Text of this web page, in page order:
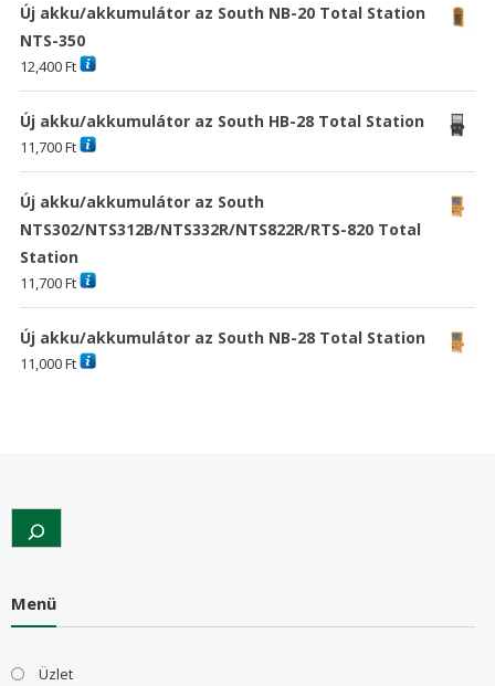
Új akku/akkumulátor az South NB-20 Total Station
NTS-350
12,400Ft
Új akku/akkumulátor az South HB-28 Total Station
11,700Ft
Új akku/akkumulátor az South
NTS302/NTS312B/NTS332R/NTS822R/RTS-820 Total
Station
11,700Ft
Új akku/akkumulátor az South NB-28 Total Station
11,000Ft
Search
Menü
Üzlet